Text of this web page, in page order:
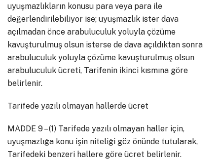
uyuşmazlıkların konusu para veya para ile
değerlendirilebiliyor ise; uyuşmazlık ister dava
açılmadan önce arabuluculuk yoluyla çözüme
kavuşturulmuş olsun isterse de dava açıldıktan sonra
arabuluculuk yoluyla çözüme kavuşturulmuş olsun
arabuluculuk ücreti, Tarifenin ikinci kısmına göre
belirlenir.
Tarifede yazılı olmayan hallerde ücret
MADDE 9 – (1) Tarifede yazılı olmayan haller için,
uyuşmazlığa konu işin niteliği göz önünde tutularak,
Tarifedeki benzeri hallere göre ücret belirlenir.